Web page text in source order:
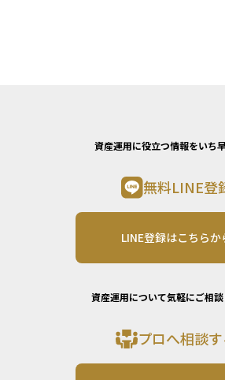
資産運用に役立つ情報をいち
無料LINE登
LINE登録はこちらか
資産運用について気軽にご相
プロへ相談